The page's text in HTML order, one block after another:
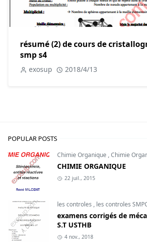
résumé (2) de cours de
smp s4
exosup 2018/4/13
POPULAR POSTS
Chimie Organique ,Chimie
CHIMIE ORGANIQUE
22 juil., 2015
les controles , les controles
examens corrigés de
S.T USTHB
4 nov., 2018